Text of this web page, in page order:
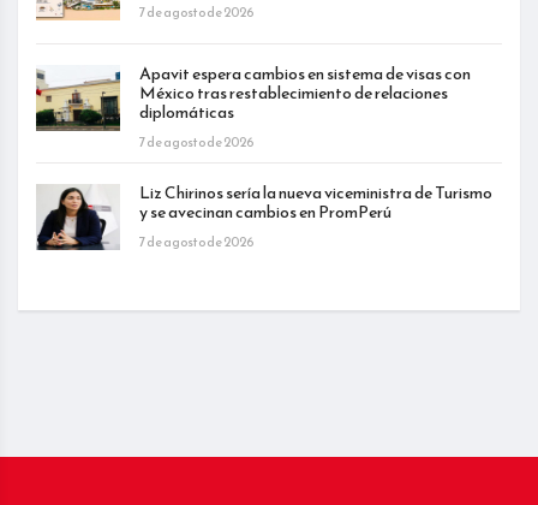
7 de agosto de 2026
Apavit espera cambios en sistema de visas con
México tras restablecimiento de relaciones
diplomáticas
7 de agosto de 2026
Liz Chirinos sería la nueva viceministra de Turismo
y se avecinan cambios en PromPerú
7 de agosto de 2026